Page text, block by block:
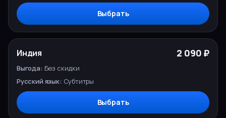
Выбрать
Индия 2 090 ₽
Без скидки
Субтитры
Выбрать